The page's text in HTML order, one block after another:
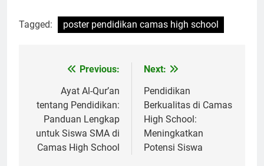
Tagged: poster pendidikan camas high school
NavigasiPrevious:
Ayat Al-Qur’an
tentang Pendidikan:
Panduan Lengkap
untuk Siswa SMA di
Camas High School
Next:
Pendidikan
Berkualitas di Camas
High School:
Meningkatkan
Potensi Siswa